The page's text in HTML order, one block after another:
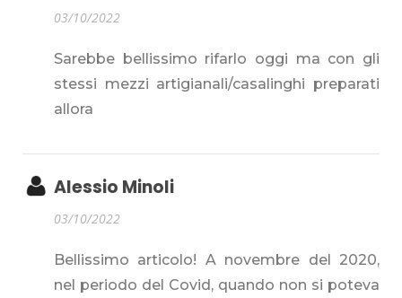
03/10/2022
Sarebbe bellissimo rifarlo oggi ma con gli
stessi mezzi artigianali/casalinghi preparati
allora
Alessio Minoli
03/10/2022
Bellissimo articolo! A novembre del 2020,
nel periodo del Covid, quando non si poteva